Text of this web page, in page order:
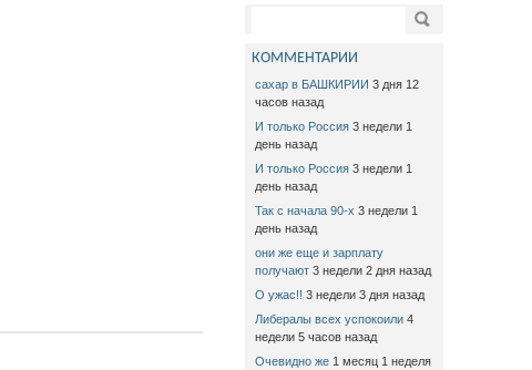
Поиск
КОММЕНТАРИИ
сахар в БАШКИРИИ 3 дня 12
часов назад
И только Россия 3 недели 1
день назад
И только Россия 3 недели 1
день назад
Так с начала 90-х 3 недели 1
день назад
они же еще и зарплату
получают 3 недели 2 дня назад
О ужас!! 3 недели 3 дня назад
Либералы всех успокоили 4
недели 5 часов назад
Очевидно же 1 месяц 1 неделя